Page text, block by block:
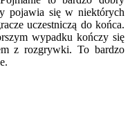
pojawia się w niektórych
uczestniczą do końca.
wypadku kończy się
z rozgrywki. To bardzo